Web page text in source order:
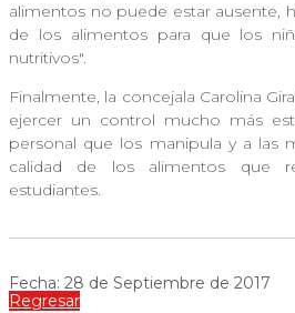
alimentos no puede estar ausente,
de los alimentos para que los
nutritivos".
Finalmente, la concejala Carolina
ejercer un control mucho más
personal que los manipula y a las
calidad de los alimentos que
estudiantes.
Fecha: 28 de Septiembre de 2017
Regresar